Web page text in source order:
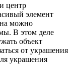
центр
элемент
можно
В этом деле
объект
от украшения
украшения